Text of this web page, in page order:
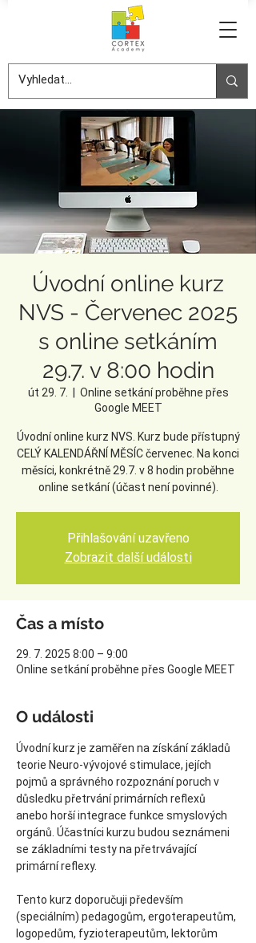
Úvodní online kurz
NVS - Červenec 2025
s online setkáním
29.7. v 8:00 hodin
út 29. 7.
Online setkání proběhne přes
Google MEET
Úvodní online kurz NVS. Kurz bude přístupný
CELÝ KALENDÁŘNÍ MĚSÍC červenec. Na konci
měsíci, konkrétně 29.7. v 8 hodin proběhne
online setkání (účast není povinné).
Přihlašování uzavřeno
Zobrazit další události
Čas a místo
29. 7. 2025 8:00 – 9:00
Online setkání proběhne přes Google MEET
O události
Úvodní kurz je zaměřen na získání základů
teorie Neuro-vývojové stimulace, jejích
pojmů a správného rozpoznání poruch v
důsledku přetrvání primárních reflexů
anebo horší integrace funkce smyslových
orgánů. Účastníci kurzu budou seznámeni
se základními testy na přetrvávající
primární reflexy.
Tento kurz doporučuji především
(speciálním) pedagogům, ergoterapeutům,
logopedům, fyzioterapeutům, lektorům